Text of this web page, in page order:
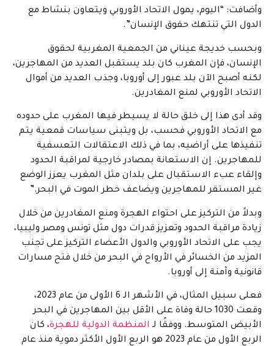
وأضافت: “اليوم، يمول الاتحاد الأوروبي ويتعاون بنشاط مع
الدول التي تنتهك حقوق الإنسان”.
وبحسب خديجة عيناني من الجمعية المغربية لحقوق
الإنسان، فإن المغرب كان بلد يستقبل العديد من المهاجرين،
لكنه أصبح الآن بلد عبور إلى أوروبا، وجذب العديد من أموال
الاتحاد الأوروبي لمنع المغادرين.
وقد أدى هذا إلى خلق حالة لا يسيطر فيها المغرب على حدوده
مع الاتحاد الأوروبي فحسب، بل ويتبنى سياسات قمعية يتم
تنفيذها على أراضيه، بما في ذلك الاعتقالات التعسفية
للمهاجرين. إن الاستعانة بمصادر خارجية لمراقبة الحدود
وإلقاء عبء الاستقبال على بلدان مثل المغرب يعزز الوضع
غير المستقر للمهاجرين ويضاعف خطر الموت في البحر.”
وبدلاً من التركيز على احتواء الهجرة ومنع المغادرين من خلال
زيادة مراقبة الحدود وتعزيز قدرات دول مثل تونس ومصر وليبيا،
يجب على الاتحاد الأوروبي والدول الأعضاء التركيز على تجنب
المزيد من الخسائر في الأرواح في البحر من خلال فتح مسارات
قانونية وآمنة إلى أوروبا.
فعلى سبيل المثال، في الأشهر الـ 6 الأولى من عام 2023،
وقعت 1030 حالة وفاة على الأقل بين المهاجرين في البحر
الأبيض المتوسط. ووفقًا لـ المنظمة الدولية للهجرة، كان
الربع الأول من عام 2023 هو الربع الأول الأكثر دموية منذ عام